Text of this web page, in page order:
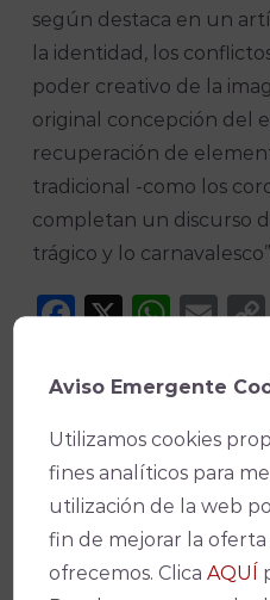
según destaca en un
la identidad, los
poder creativo de la
original concepción del
recuperación de
tradicional -como los
completan un discurso
trágico y lo
Facebook
X
¡No te
Aviso Emergente
Utilizamos cookies
fines analíticos para
utilización de la web
fin de mejorar la oferta
ofrecemos. ClicaAQUÍ